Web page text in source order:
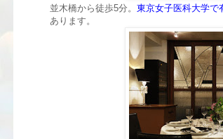
並木橋から徒歩5分。 東京女子医科大学で
あります。